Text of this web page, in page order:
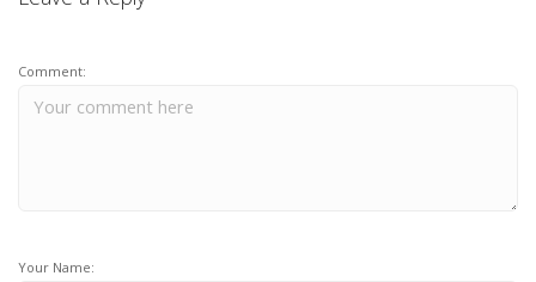
Comment:
Your Name: